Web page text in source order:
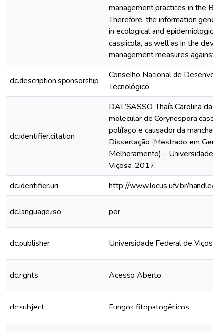
management practices in the
Therefore, the information
in ecological and
cassiicola, as well as in the
management measures
dc.description.sponsorship
Conselho Nacional de
Tecnológico
dc.identifier.citation
DAL’SASSO, Thaís Carolina da
molecular de Corynespora
polífago e causador da mancha
Dissertação (Mestrado em
Melhoramento) - Universidade
Viçosa. 2017.
dc.identifier.uri
http://www.locus.ufv.br/
dc.language.iso por
dc.publisher Universidade Federal de Viçosa
dc.rights Acesso Aberto
dc.subject Fungos fitopatogênicos